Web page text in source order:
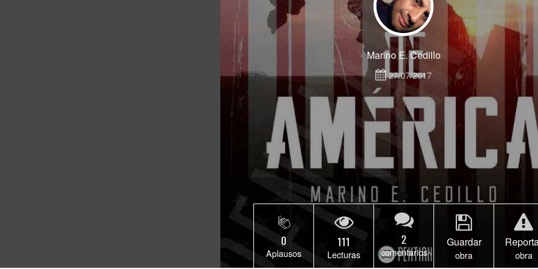
Marino E. Cedillo
27/07/2017
0
Aplausos
111
Lecturas
2
comentarios
Guardar
obra obra